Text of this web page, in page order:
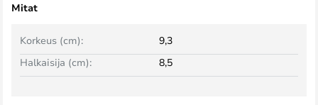
Mitat
Korkeus (cm):
9,3
Halkaisija (cm):
8,5